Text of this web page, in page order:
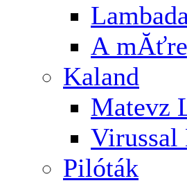
A
Kaland
Matevz
Virussal
Pilóták